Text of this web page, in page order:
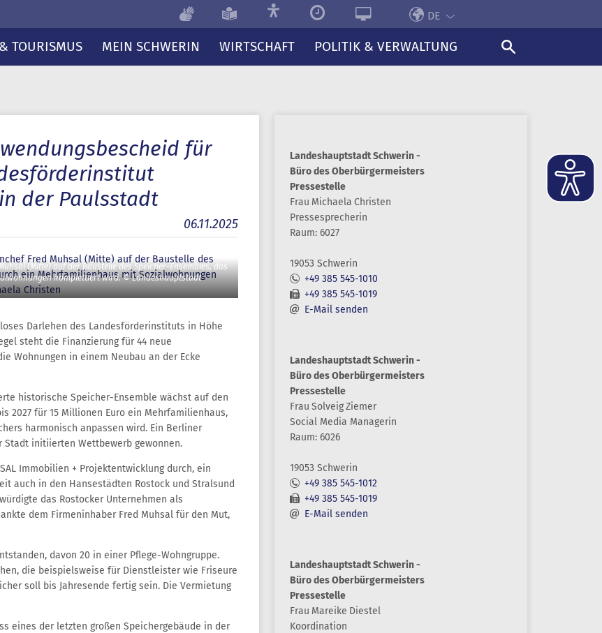
DE
TOURISMUS MEIN SCHWERIN WIRTSCHAFT POLITIK & VERWALTUNG
für
der Paulsstadt
06.11.2025
(Mitte) auf der Baustelle des Speicher-Ensembles, das
komplettiert wird. © Landeshauptstadt
Darlehen des Landesförderinstituts in Höhe
steht die Finanzierung für 44 neue
Wohnungen in einem Neubau an der Ecke
historische Speicher-Ensemble wächst auf den
2027 für 15 Millionen Euro ein Mehrfamilienhaus,
harmonisch anpassen wird. Ein Berliner
initiierten Wettbewerb gewonnen.
Immobilien + Projektentwicklung durch, ein
auch in den Hansestädten Rostock und Stralsund
das Rostocker Unternehmen als
dem Firmeninhaber Fred Muhsal für den Mut,
davon 20 in einer Pflege-Wohngruppe.
die beispielsweise für Dienstleister wie Friseure
soll bis Jahresende fertig sein. Die Vermietung
eines der letzten großen Speichergebäude in der
Landeshauptstadt Schwerin -
Büro des Oberbürgermeisters
Pressestelle
Frau Michaela Christen
Pressesprecherin
Raum: 6027
19053 Schwerin
+49 385 545-1010
+49 385 545-1019
E-Mail senden
Landeshauptstadt Schwerin -
Büro des Oberbürgermeisters
Pressestelle
Frau SolveigZiemer
Social Media Managerin
Raum: 6026
19053 Schwerin
+49 385 545-1012
+49 385 545-1019
E-Mail senden
Landeshauptstadt Schwerin -
Büro des Oberbürgermeisters
Pressestelle
Frau Mareike Diestel
Koordination